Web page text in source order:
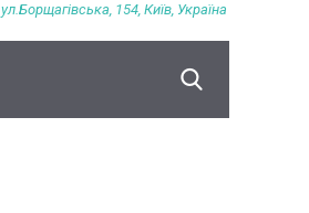
ул.Борщагівська, 154, Київ, Україна